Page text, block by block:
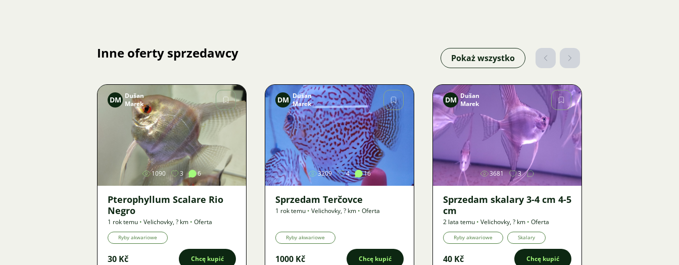
Inne oferty sprzedawcy Pokaż wszystko
Zdjęcie
DM Dušan
Marek
1090 3 6
Pterophyllum Scalare Rio
Negro
1 rok temu • Velichovky,? km • Oferta
Ryby akwariowe
30 Kč Chcę kupić
Zdjęcie
DM Dušan
Marek
3209 4 16
Sprzedam Terčovce
1 rok temu • Velichovky,? km • Oferta
Ryby akwariowe
1000 Kč Chcę kupić
Zdjęcie
DM Dušan
Marek
3681 3
Sprzedam skalary 3-4 cm 4-5
cm
2 lata temu • Velichovky,? km • Oferta
Ryby akwariowe Skalary
40 Kč Chcę kupić